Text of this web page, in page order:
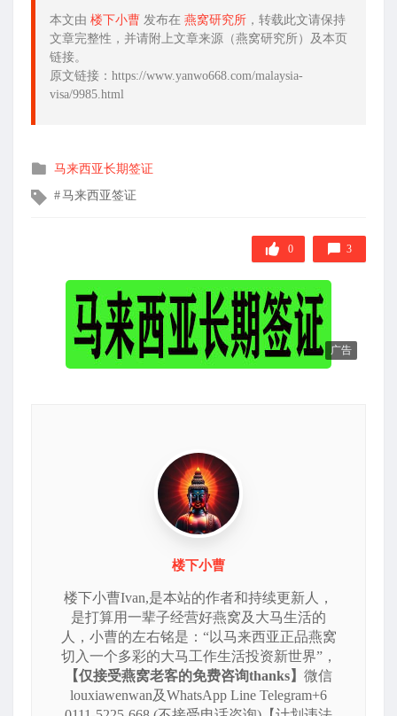
本文由 楼下小曹 发布在 燕窝研究所 ，转载此文请保持
文章完整性，并请附上文章来源（燕窝研究所）及本页
链接。
原文链接：https://www.yanwo668.com/malaysia-
visa/9985.html
发
在
马来西亚长期签证
文马来西亚签证
0 3
广告
楼下小曹
楼下小曹Ivan,是本站的作者和持续更新人，
是打算用一辈子经营好燕窝及大马生活的
人，小曹的左右铭是：“以马来西亚正品燕窝
切入一个多彩的大马工作生活投资新世界”，
【仅接受燕窝老客的免费咨询thanks】 微信
louxiawenwan及WhatsApp Line Telegram+6